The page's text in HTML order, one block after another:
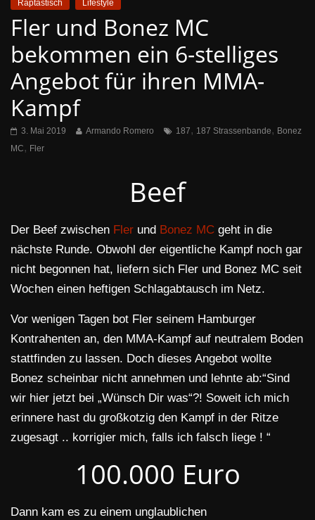
Raptastisch Lifestyle
Fler und Bonez MC
bekommen ein 6-stelliges
Angebot für ihren MMA-
Kampf
3. Mai 2019 Armando Romero 187, 187 Strassenbande, Bonez
MC, Fler
Beef
Der Beef zwischen Fler und Bonez MC geht in die
nächste Runde. Obwohl der eigentliche Kampf noch gar
nicht begonnen hat, liefern sich Fler und Bonez MC seit
Wochen einen heftigen Schlagabtausch im Netz.
Vor wenigen Tagen bot Fler seinem Hamburger
Kontrahenten an, den MMA-Kampf auf neutralem Boden
stattfinden zu lassen. Doch dieses Angebot wollte
Bonez scheinbar nicht annehmen und lehnte ab:“Sind
wir hier jetzt bei „Wünsch Dir was“?! Soweit ich mich
erinnere hast du großkotzig den Kampf in der Ritze
zugesagt .. korrigier mich, falls ich falsch liege ! “
100.000 Euro
Dann kam es zu einem unglaublichen